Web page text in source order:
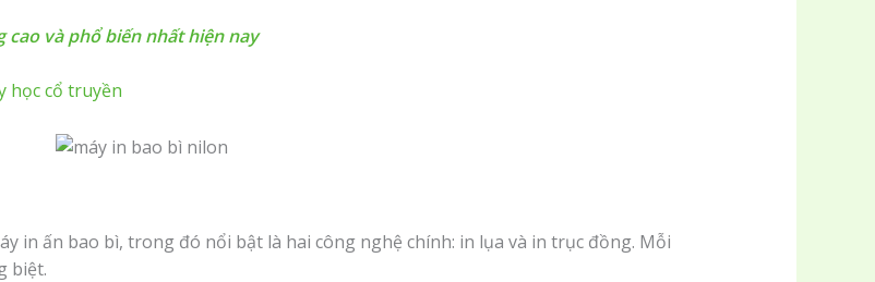
cao và phổ biến nhất hiện nay
học cổ truyền
in ấn bao bì, trong đó nổi bật là hai công nghệ chính: in lụa và in trục đồng. Mỗi
biệt.